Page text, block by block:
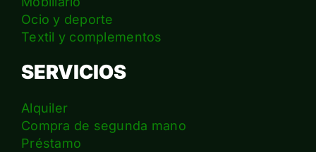
Ocio y deporte
Textil y complementos
SERVICIOS
Alquiler
Compra de segunda mano
Préstamo